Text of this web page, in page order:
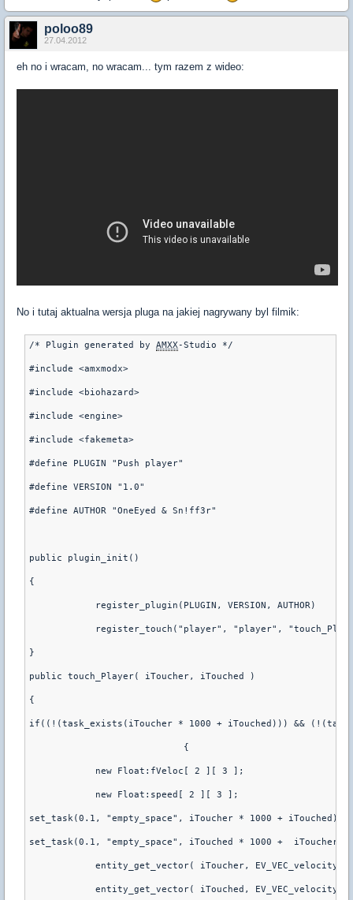
poloo89
27.04.2012
eh no i wracam, no wracam... tym razem z wideo:
No i tutaj aktualna wersja pluga na jakiej nagrywany byl filmik:
/* Plugin generated by AMXX-Studio */
#include <amxmodx>
#include <biohazard>
#include <engine>
#include <fakemeta>
#define PLUGIN "Push player"
#define VERSION "1.0"
#define AUTHOR "OneEyed & Sn!ff3r"
public plugin_init()
{
}
public touch_Player( iToucher, iTouched )
{
if((!(task_exists(iToucher * 1000 + iTouched))) &&
			    {
	    new Float:fVeloc[ 2 ][ 3 ];
	    new Float:speed[ 2 ][ 3 ];
set_task(0.1, "empty_space", iToucher * 1000 + iTouched)
set_task(0.1, "empty_space", iTouched * 1000 +  iToucher)
entity_get_vector( iToucher, EV_VEC_velocity,
entity_get_vector( iTouched, EV_VEC_velocity,